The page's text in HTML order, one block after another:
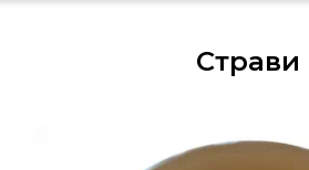
Страви